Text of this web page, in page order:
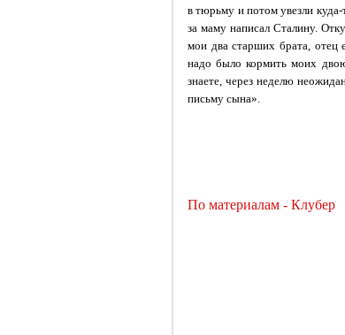
в тюрьму и потом увезли
за маму написал Сталину.
мои два старших брата, отец
надо было кормить моих
знаете, через неделю
письму сына».
По материалам - Клубер